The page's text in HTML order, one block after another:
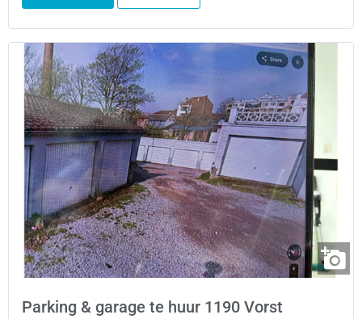
Parking & garage te huur 1190 Vorst